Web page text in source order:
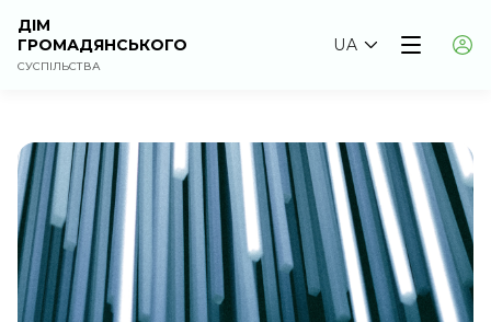
ДІМ
ГРОМАДЯНСЬКОГО
СУСПІЛЬСТВА
UA